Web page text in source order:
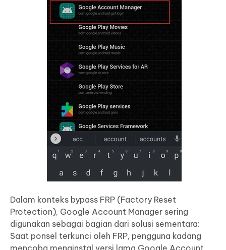
Dalam konteks bypass FRP (Factory Reset
Protection), Google Account Manager sering
digunakan sebagai bagian dari solusi sementara:
Saat ponsel terkunci oleh FRP, pengguna kadang
mencoba menginstal versi lama Google Account